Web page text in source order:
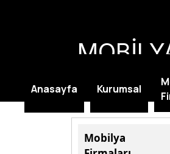
Mobilya
Anasayfa Kurumsal